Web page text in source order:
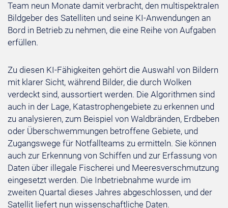
Team neun Monate damit verbracht, den multispektralen
Bildgeber des Satelliten und seine KI-Anwendungen an
Bord in Betrieb zu nehmen, die eine Reihe von Aufgaben
erfüllen.
Zu diesen KI-Fähigkeiten gehört die Auswahl von Bildern
mit klarer Sicht, während Bilder, die durch Wolken
verdeckt sind, aussortiert werden. Die Algorithmen sind
auch in der Lage, Katastrophengebiete zu erkennen und
zu analysieren, zum Beispiel von Waldbränden, Erdbeben
oder Überschwemmungen betroffene Gebiete, und
Zugangswege für Notfallteams zu ermitteln. Sie können
auch zur Erkennung von Schiffen und zur Erfassung von
Daten über illegale Fischerei und Meeresverschmutzung
eingesetzt werden. Die Inbetriebnahme wurde im
zweiten Quartal dieses Jahres abgeschlossen, und der
Satellit liefert nun wissenschaftliche Daten.